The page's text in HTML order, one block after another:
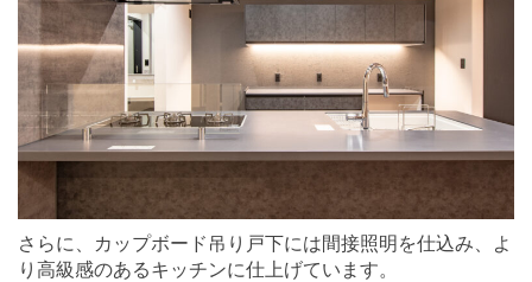
さらに、カップボード吊り戸下には間接照明を仕込み、よ
り高級感のあるキッチンに仕上げています。